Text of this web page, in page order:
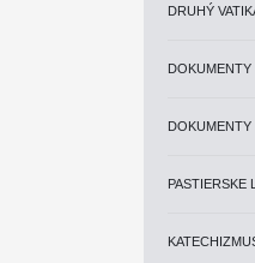
DRUHÝ
DOKUMENTY
DOKUMENTY
PASTIERSKE